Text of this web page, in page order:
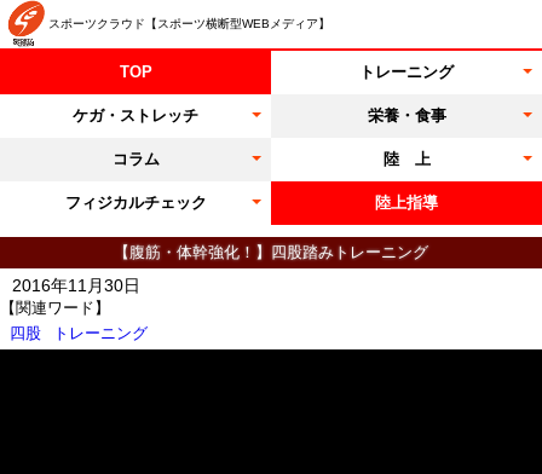
スポーツクラウド【スポーツ横断型WEBメディア】
TOP トレーニング
ケガ・ストレッチ 栄養・食事
コラム 陸 上
フィジカルチェック 陸上指導
【腹筋・体幹強化！】四股踏みトレーニング
【関連ワード】
四股
トレーニング
2016年11月30日